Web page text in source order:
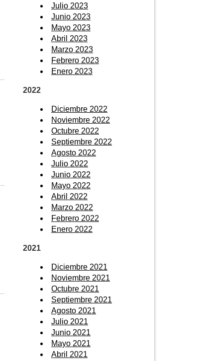
Julio 2023
Junio 2023
Mayo 2023
Abril 2023
Marzo 2023
Febrero 2023
Enero 2023
2022
Diciembre 2022
Noviembre 2022
Octubre 2022
Septiembre 2022
Agosto 2022
Julio 2022
Junio 2022
Mayo 2022
Abril 2022
Marzo 2022
Febrero 2022
Enero 2022
2021
Diciembre 2021
Noviembre 2021
Octubre 2021
Septiembre 2021
Agosto 2021
Julio 2021
Junio 2021
Mayo 2021
Abril 2021